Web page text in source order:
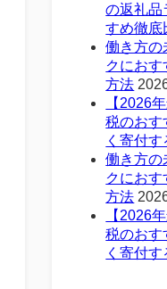
の返礼品
すめ徹底
働き方の
クにお
方法
【2026
税のおす
く寄付す
働き方の
クにお
方法
【2026
税のおす
く寄付す